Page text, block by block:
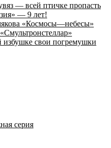
— всей птичке пропасть
— 9 лет!
«Космосы—небесы»
свои погремушки
серия